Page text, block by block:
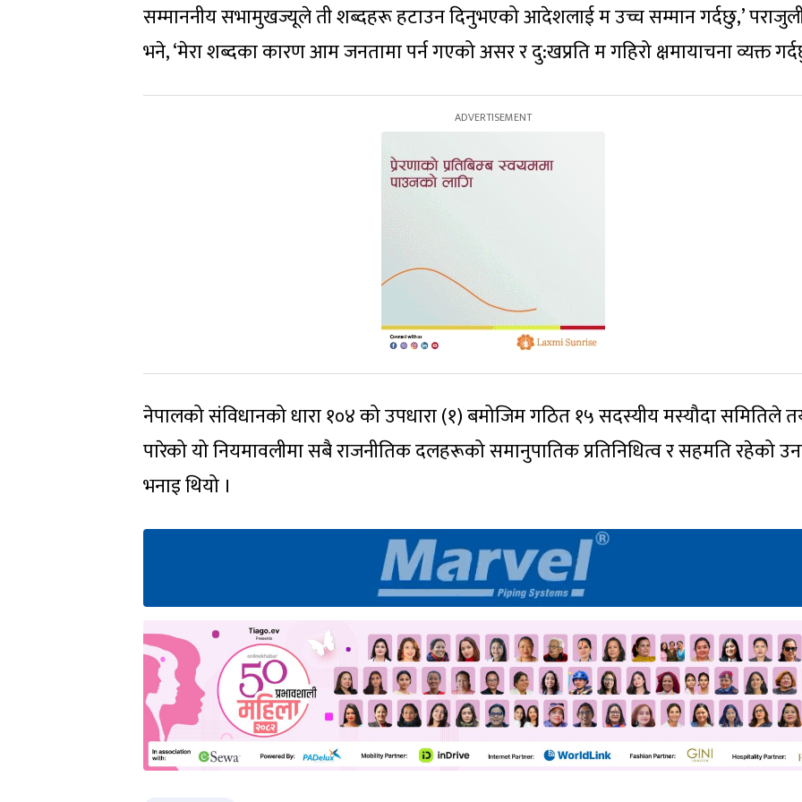
सम्माननीय सभामुखज्यूले ती शब्दहरू हटाउन दिनुभएको आदेशलाई म उच्च सम्मान गर्दछु,’
भने, ‘मेरा शब्दका कारण आम जनतामा पर्न गएको असर र दु:खप्रति म गहिरो क्षमायाचना व्यक्त
नेपालको संविधानको धारा १०४ को उपधारा (१) बमोजिम गठित १५ सदस्यीय मस्यौदा समितिले
पारेको यो नियमावलीमा सबै राजनीतिक दलहरूको समानुपातिक प्रतिनिधित्व र सहमति रहेको
भनाइ थियो ।